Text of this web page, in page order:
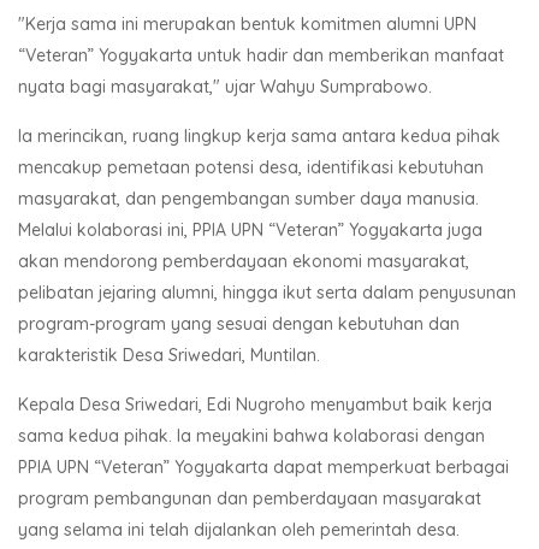
"Kerja sama ini merupakan bentuk komitmen alumni UPN
“Veteran” Yogyakarta untuk hadir dan memberikan manfaat
nyata bagi masyarakat," ujar Wahyu Sumprabowo.
Ia merincikan, ruang lingkup kerja sama antara kedua pihak
mencakup pemetaan potensi desa, identifikasi kebutuhan
masyarakat, dan pengembangan sumber daya manusia.
Melalui kolaborasi ini, PPIA UPN “Veteran” Yogyakarta juga
akan mendorong pemberdayaan ekonomi masyarakat,
pelibatan jejaring alumni, hingga ikut serta dalam penyusunan
program-program yang sesuai dengan kebutuhan dan
karakteristik Desa Sriwedari, Muntilan.
Kepala Desa Sriwedari, Edi Nugroho menyambut baik kerja
sama kedua pihak. Ia meyakini bahwa kolaborasi dengan
PPIA UPN “Veteran” Yogyakarta dapat memperkuat berbagai
program pembangunan dan pemberdayaan masyarakat
yang selama ini telah dijalankan oleh pemerintah desa.